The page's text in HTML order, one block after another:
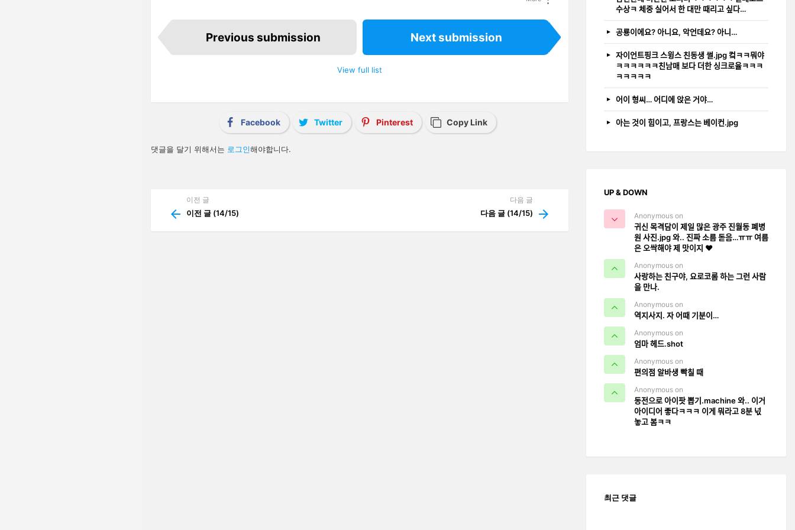
t
m
Previous submission Next submission
View full list
Facebook Twitter Pinterest Copy Link
답
글
댓글을 달기 위해서는 로그인해야합니다.
more
이전 글
이전 글 (14/15)
다음 글
다음 글 (14/15)
수상ㅋ 체중 실어서 한 대만 때리고 싶다…
공룡이에요? 아니요, 악언데요? 아니…
자이언트핑크 스윙스 친동생 썰.jpg 컼ㅋㅋ뭐야
ㅋㅋㅋㅋㅋㅋ친남매 보다 더한 싱크로율ㅋㅋㅋ
ㅋㅋㅋㅋㅋ
어이 형씨… 어디에 앉은 거야…
아는 것이 힘이고, 프랑스는 베이컨.jpg
UP & DOWN
Anonymous on
귀신 목격담이 제일 많은 광주 진월동 폐병
원 사진.jpg 와.. 진짜 소름 돋음…ㅠㅠ 여름
은 오싹해야 제 맛이지 ❤️
Anonymous on
사랑하는 친구야, 요로코롬 하는 그런 사람
을 만나.
Anonymous on
역지사지. 자 어때 기분이…
Anonymous on
엄마 헤드.shot
Anonymous on
편의점 알바생 빡칠 때
Anonymous on
동전으로 아이팟 뽑기.machine 와.. 이거
아이디어 좋다ㅋㅋㅋ 이게 뭐라고 8분 넋
놓고 봄ㅋㅋ
최근 댓글